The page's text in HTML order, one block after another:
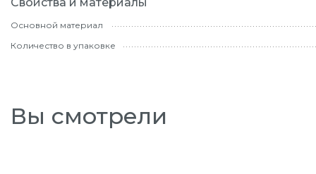
Основной материал
Количество в упаковке
Вы смотрели